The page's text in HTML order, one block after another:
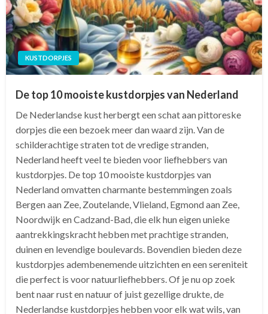
KUSTDORPJES
De top 10 mooiste kustdorpjes van Nederland
De Nederlandse kust herbergt een schat aan pittoreske
dorpjes die een bezoek meer dan waard zijn. Van de
schilderachtige straten tot de vredige stranden,
Nederland heeft veel te bieden voor liefhebbers van
kustdorpjes. De top 10 mooiste kustdorpjes van
Nederland omvatten charmante bestemmingen zoals
Bergen aan Zee, Zoutelande, Vlieland, Egmond aan Zee,
Noordwijk en Cadzand-Bad, die elk hun eigen unieke
aantrekkingskracht hebben met prachtige stranden,
duinen en levendige boulevards. Bovendien bieden deze
kustdorpjes adembenemende uitzichten en een sereniteit
die perfect is voor natuurliefhebbers. Of je nu op zoek
bent naar rust en natuur of juist gezellige drukte, de
Nederlandse kustdorpjes hebben voor elk wat wils, van